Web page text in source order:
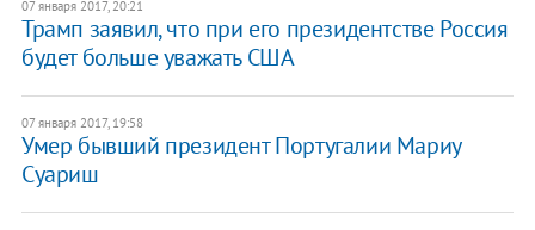
07 января 2017, 20:21
Трамп заявил, что при его президентстве Россия
будет больше уважать США
07 января 2017, 19:58
Умер бывший президент Португалии Мариу
Суариш